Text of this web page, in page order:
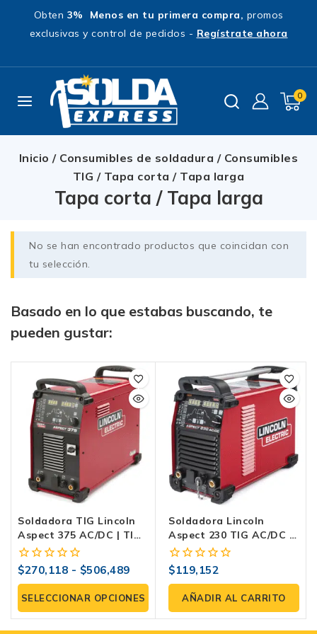
Obten 3% Menos en tu primera compra, promos
exclusivas y control de pedidos - Regístrate ahora
0
Inicio / Consumibles de soldadura / Consumibles
TIG / Tapa corta / Tapa larga
Tapa corta / Tapa larga
No se han encontrado productos que coincidan con
tu selección.
Basado en lo que estabas buscando, te
pueden gustar:
Soldadora TIG Lincoln
Aspect 375 AC/DC | TIG
Profesional
0
fuera
de
5
$270,118 - $506,489
SELECCIONAR OPCIONES
Soldadora Lincoln
Aspect 230 TIG AC/DC –
TIG Profesional
0
fuera
5
$119,152
AÑADIR AL CARRITO